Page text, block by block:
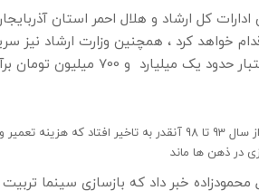
ادارات کل ارشاد و هلال احمر استان
خواهد کرد ، همچنین وزارت ارشاد نيز
و 700 میلیون تومان برآورد شد».
در ذهن ها ماند